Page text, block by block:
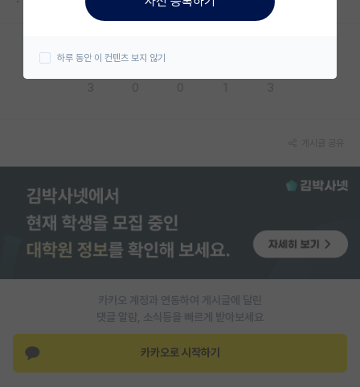
대학원생 모집 게시판
연구실(PI) 홍보 게시판
취업 게시판
임용 후기 게시판
인문사회 계열 게시판
특수/전문대학원 게시판
반도체/AI 게시판
카카오 계정과 연동하여 게시글에 달린
댓글 알람, 소식등을 빠르게 받아보세요
카카오로 시작하기
하루 동안 이 컨텐츠 보지 않기